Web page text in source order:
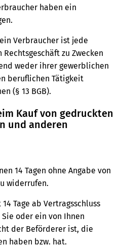
haben ein
Verbraucher ist jede
zu Zwecken
weder ihrer gewerblichen
beruflichen Tätigkeit
(§ 13 BGB).
Kauf von gedruckten
und anderen
14 Tagen ohne Angabe von
widerrufen.
Tage ab Vertragsschluss
oder ein von Ihnen
der Beförderer ist, die
haben bzw. hat.